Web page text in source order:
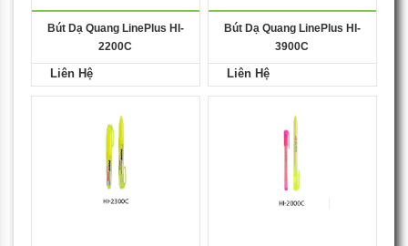
Bút Dạ Quang LinePlus HI-
2200C
Liên Hệ
Bút Dạ Quang LinePlus HI-
3900C
Liên Hệ